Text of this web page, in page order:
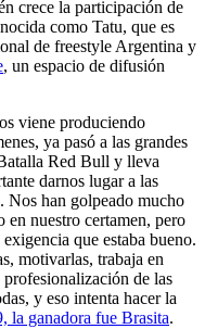
crece la participación de
como Tatu, que es
de freestyle Argentina y
, un espacio de difusión
viene produciendo
ya pasó a las grandes
Red Bull y lleva
darnos lugar a las
Nos han golpeado mucho
nuestro certamen, pero
que estaba bueno.
motivarlas, trabaja en
de las
y eso intenta hacer la
la ganadora fue Brasita.